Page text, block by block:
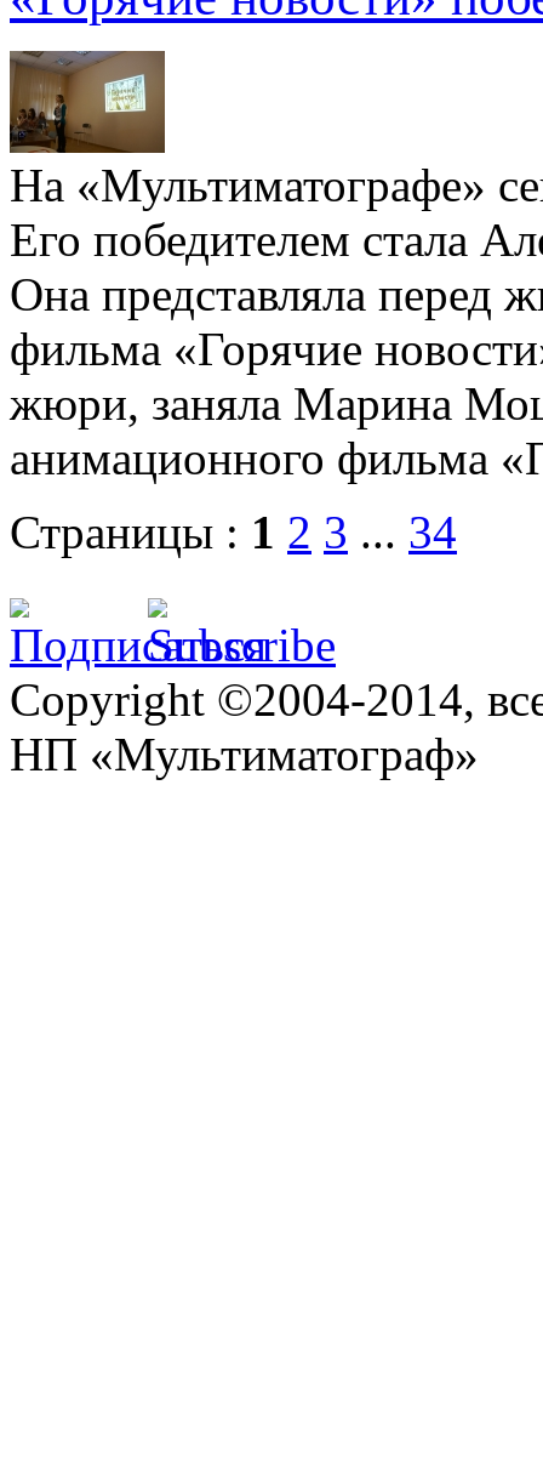
На «Мультиматографе»
Его победителем стала
Она представляла перед
фильма «Горячие
жюри, заняла Марина
анимационного фильма
Страницы : 1 2 3 ... 34
Copyright ©2004-2014,
НП «Мультиматограф»